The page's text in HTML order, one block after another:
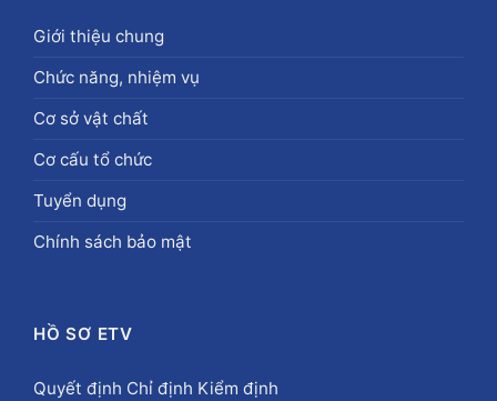
Giới thiệu chung
Chức năng, nhiệm vụ
Cơ sở vật chất
Cơ cấu tổ chức
Tuyển dụng
Chính sách bảo mật
HỒ SƠ ETV
Quyết định Chỉ định Kiểm định